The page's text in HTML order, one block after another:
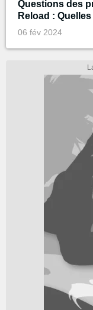
Questions des
Reload :
06 fév 2024